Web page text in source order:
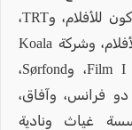
الصايغ)، وشركة ميتافورا للإنتاج، وشركة كوكون للأفلام، وTRT،
وصندوق الأردن للأفلام، والهيئة الملكية للأفلام، وشركة Koala
VFX، والمعهد الدنماركي للأفلام، وFilm I Väst، وSørfond،
فرانس، وآفاق،
غياث ونادية